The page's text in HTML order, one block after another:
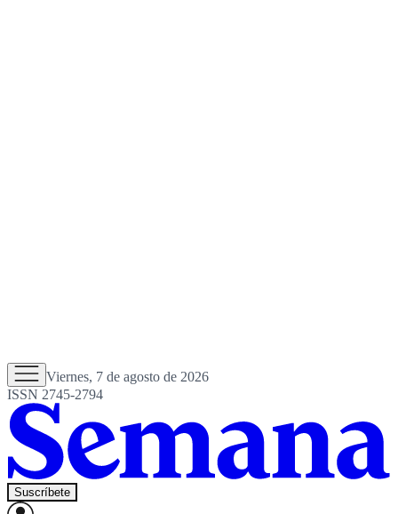
Viernes, 7 de agosto de 2026
ISSN 2745-2794
Suscríbete